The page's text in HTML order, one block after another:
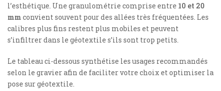
l’esthétique. Une granulométrie comprise entre 10 et 20
mmconvient souvent pour des allées très fréquentées. Les
calibres plus fins restent plus mobiles et peuvent
s’infiltrer dans le géotextile s’ils sont trop petits.
Le tableau ci-dessous synthétise les usages recommandés
selon le gravier afin de faciliter votre choix et optimiser la
pose sur géotextile.